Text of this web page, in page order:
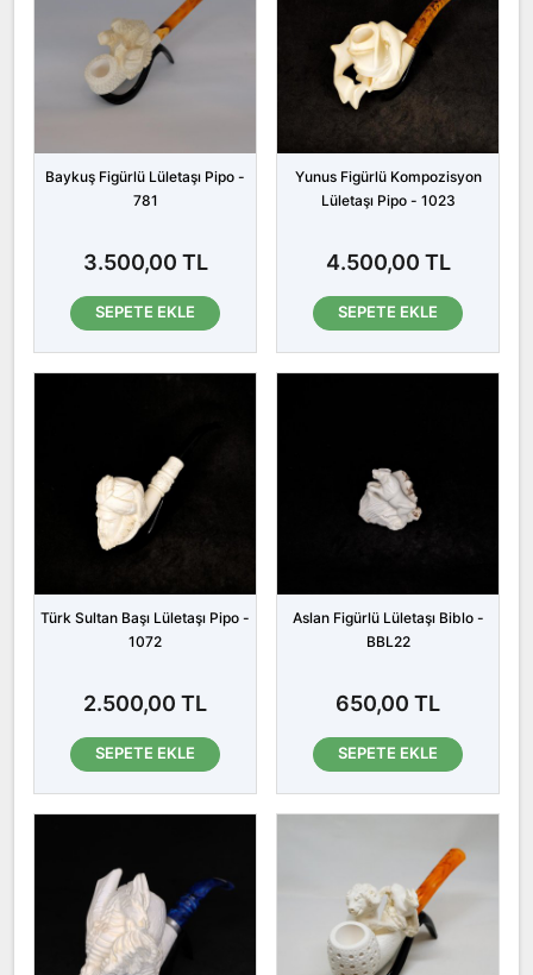
Baykuş Figürlü Lületaşı Pipo -
781
3.500,00 TL
SEPETE EKLE
Yunus Figürlü Kompozisyon
Lületaşı Pipo - 1023
4.500,00 TL
SEPETE EKLE
Türk Sultan Başı Lületaşı Pipo -
1072
2.500,00 TL
SEPETE EKLE
Aslan Figürlü Lületaşı Biblo -
BBL22
650,00 TL
SEPETE EKLE